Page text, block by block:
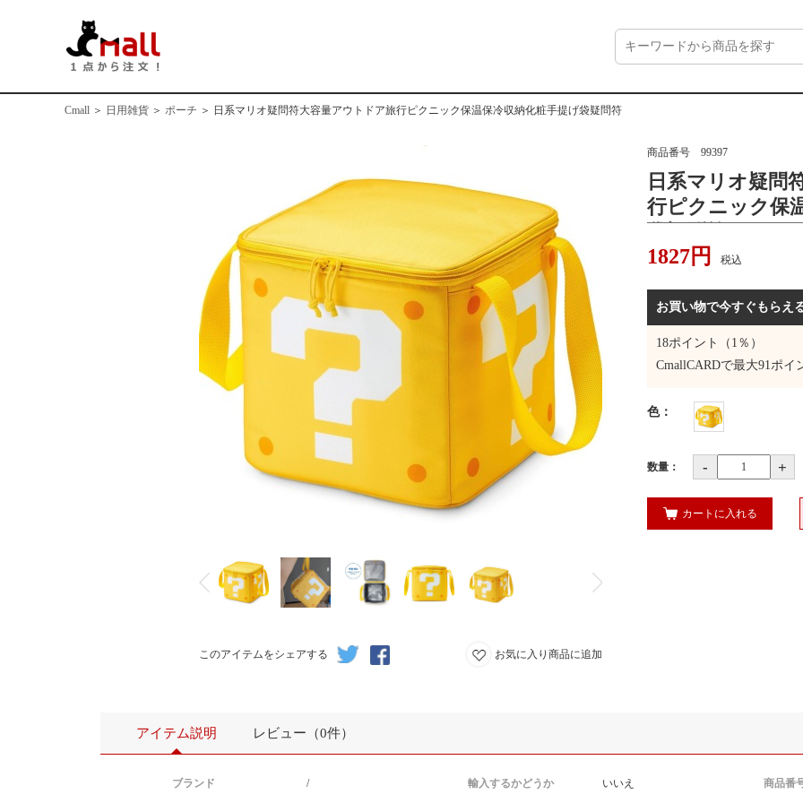
Cmall ＞ 日用雑貨 ＞ ポーチ ＞ 日系マリオ疑問符大容量アウトドア旅行ピクニック保温保冷収納化粧手提げ袋疑問符
このアイテムをシェアする お気に入り商品に追加
商品番号 99397
日系マリオ疑問
行ピクニック保
1827円 税込
お買い物で今すぐもらえ
18ポイント（1％）
CmallCARDで最大91ポイ
色：
数量： - +
カートに入れる
アイテム説明 レビュー（0件）
ブランド / 輸入するかどうか いいえ 商品番